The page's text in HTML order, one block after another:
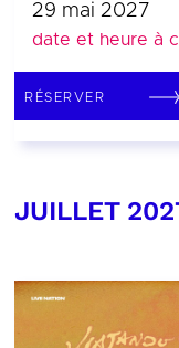
29 mai 2027
date et heure à
RÉSERVER
JUILLET